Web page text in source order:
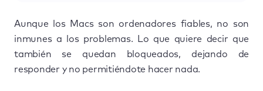
Aunque los Macs son ordenadores fiables, no son
inmunes a los problemas. Lo que quiere decir que
también se quedan bloqueados, dejando de
responder y no permitiéndote hacer nada.